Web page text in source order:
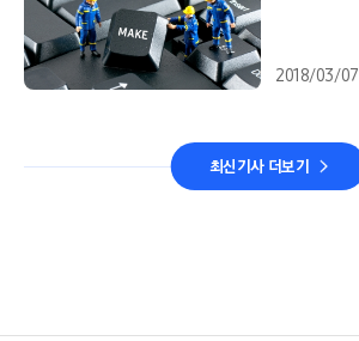
2018/03/07
최신기사 더보기